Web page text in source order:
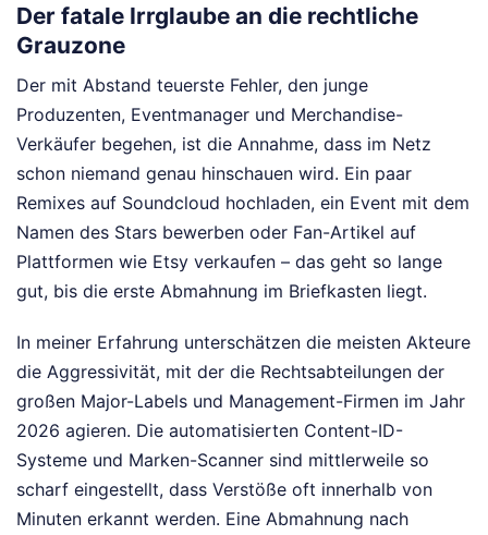
Der fatale Irrglaube an die rechtliche
Grauzone
Der mit Abstand teuerste Fehler, den junge
Produzenten, Eventmanager und Merchandise-
Verkäufer begehen, ist die Annahme, dass im Netz
schon niemand genau hinschauen wird. Ein paar
Remixes auf Soundcloud hochladen, ein Event mit dem
Namen des Stars bewerben oder Fan-Artikel auf
Plattformen wie Etsy verkaufen – das geht so lange
gut, bis die erste Abmahnung im Briefkasten liegt.
In meiner Erfahrung unterschätzen die meisten Akteure
die Aggressivität, mit der die Rechtsabteilungen der
großen Major-Labels und Management-Firmen im Jahr
2026 agieren. Die automatisierten Content-ID-
Systeme und Marken-Scanner sind mittlerweile so
scharf eingestellt, dass Verstöße oft innerhalb von
Minuten erkannt werden. Eine Abmahnung nach